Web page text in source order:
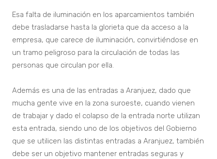
Esa falta de iluminación en los aparcamientos también
debe trasladarse hasta la glorieta que da acceso a la
empresa, que carece de iluminación, convirtiéndose en
un tramo peligroso para la circulación de todas las
personas que circulan por ella.
Además es una de las entradas a Aranjuez, dado que
mucha gente vive en la zona suroeste, cuando vienen
de trabajar y dado el colapso de la entrada norte utilizan
esta entrada, siendo uno de los objetivos del Gobierno
que se utilicen las distintas entradas a Aranjuez, también
debe ser un objetivo mantener entradas seguras y